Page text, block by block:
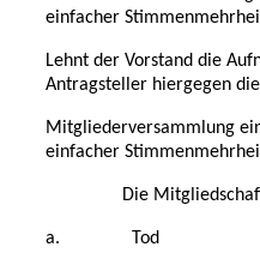
einfacher
Lehnt der Vorstand die
Antragsteller hiergegen
Mitgliederversammlung
einfacher
Die Mitgliedschaft
a. Tod